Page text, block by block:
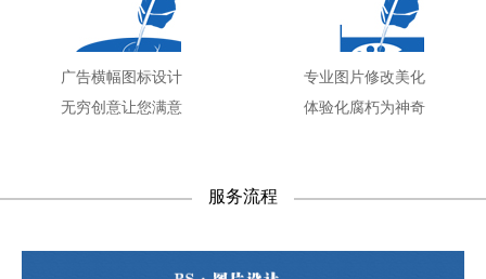
广告横幅图标设计
无穷创意让您满意
专业图片修改美化
体验化腐朽为神奇
服务流程